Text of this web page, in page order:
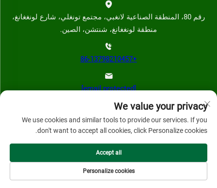
رقم 80، المنطقة الصناعية لانغبي، مجتمع تونغلي، شارع لونغغانغ،
منطقة لونغغانغ، شنتشن، الصين.
+86-13798210457
[email protected]
حقوق النشر © 2024 بواسطة شركة شنتشن قيهاي تكنولوجي
المحدودة.
We value your privacy
We use cookies and similar tools to provide our services. If you
don't want to accept all cookies, click Personalize cookies.
Personalize cookies
Accept all